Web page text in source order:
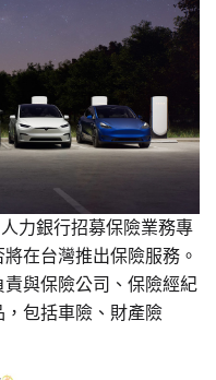
力銀行招募保險業務專
在台灣推出保險服務。
與保險公司、保險經紀
包括車險、財產險